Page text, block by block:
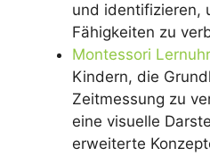
und identifizieren,
Fähigkeiten zu
Montessori
Kindern, die
Zeitmessung zu
eine visuelle
erweiterte